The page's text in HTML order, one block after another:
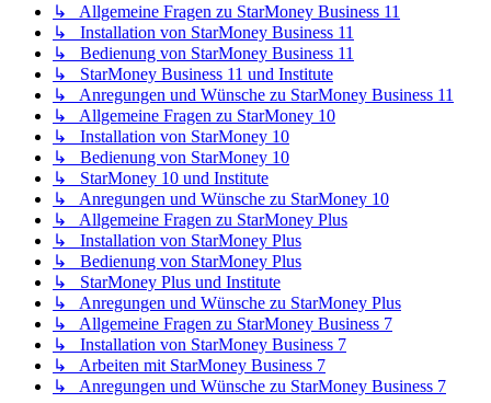
↳ Allgemeine Fragen zu StarMoney Business 11
↳ Installation von StarMoney Business 11
↳ Bedienung von StarMoney Business 11
↳ StarMoney Business 11 und Institute
↳ Anregungen und Wünsche zu StarMoney Business 11
↳ Allgemeine Fragen zu StarMoney 10
↳ Installation von StarMoney 10
↳ Bedienung von StarMoney 10
↳ StarMoney 10 und Institute
↳ Anregungen und Wünsche zu StarMoney 10
↳ Allgemeine Fragen zu StarMoney Plus
↳ Installation von StarMoney Plus
↳ Bedienung von StarMoney Plus
↳ StarMoney Plus und Institute
↳ Anregungen und Wünsche zu StarMoney Plus
↳ Allgemeine Fragen zu StarMoney Business 7
↳ Installation von StarMoney Business 7
↳ Arbeiten mit StarMoney Business 7
↳ Anregungen und Wünsche zu StarMoney Business 7